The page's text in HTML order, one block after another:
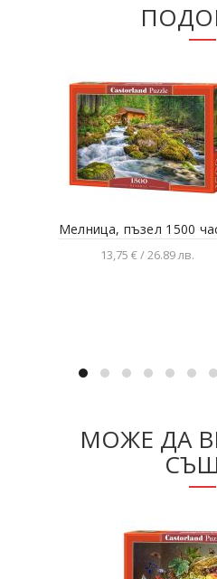
Мелница, пъзел 1500
13,75 € / 26.89 лв.
МОЖЕ ДА